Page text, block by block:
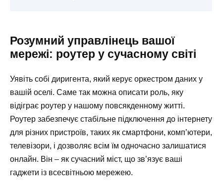
Розумний управлінець вашої
мережі: роутер у сучасному світі
Уявіть собі диригента, який керує оркестром даних у
вашій оселі. Саме так можна описати роль, яку
відіграє роутер у нашому повсякденному житті.
Роутер забезпечує стабільне підключення до інтернету
для різних пристроїв, таких як смартфони, комп’ютери,
телевізори, і дозволяє всім їм одночасно залишатися
онлайн. Він – як сучасний міст, що зв’язує ваші
гаджети із всесвітньою мережею.